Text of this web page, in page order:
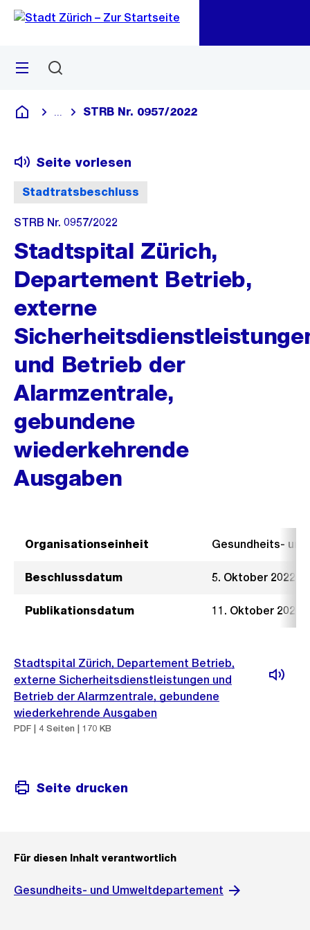
Navigation
Sprunglink
Menü
Deutsch
Blende alle Breadcrumbs ein
STRB Nr. 0957/2022
Stadtratsbeschluss
Seite vorlesen
STRB Nr. 0957/2022
Stadtspital Zürich,
Departement Betrieb,
externe
und Betrieb der
Alarmzentrale,
gebundene
wiederkehrende
Ausgaben
Organisationseinheit Gesundheits-
Beschlussdatum 5. Oktober 2022
Publikationsdatum 11. Oktober 2022
Stadtspital Zürich, Departement Betrieb,
externe Sicherheitsdienstleistungen und
Betrieb der Alarmzentrale, gebundene
wiederkehrende Ausgaben
PDF | 4 Seiten | 170 KB
Seite drucken
Für diesen Inhalt verantwortlich
Gesundheits- und Umweltdepartement